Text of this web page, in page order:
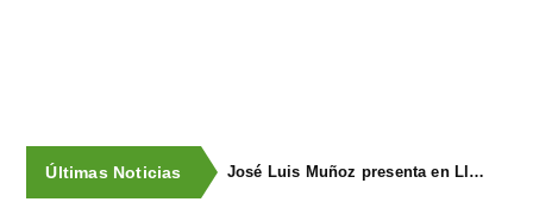
Últimas Noticias José Luis Muñoz presenta en Llanegra "Libertad" y el libro homenaje "El corredor de fondo"